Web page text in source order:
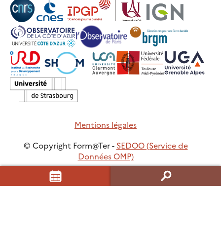
Mentions légales
© Copyright Form@Ter - SEDOO (Service de
Données OMP)